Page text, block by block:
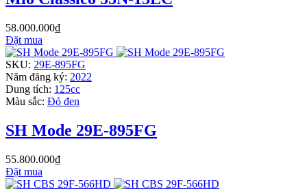
58.000.000₫
Đặt mua
SKU: 29E-895FG
Năm đăng ký: 2022
Dung tích: 125cc
Màu sắc: Đỏ đen
SH Mode 29E-895FG
55.800.000₫
Đặt mua